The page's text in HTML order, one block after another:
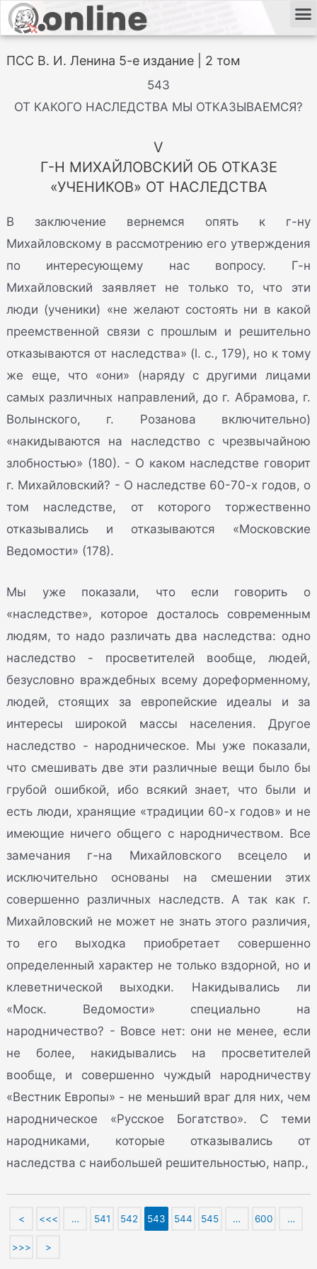
ПСС В. И. Ленина 5-е издание | 2 том
543
ОТ КАКОГО НАСЛЕДСТВА МЫ ОТКАЗЫВАЕМСЯ?
V
Г-Н МИХАЙЛОВСКИЙ ОБ ОТКАЗЕ
«УЧЕНИКОВ» ОТ НАСЛЕДСТВА
В заключение вернемся опять к г-ну
Михайловскому в рассмотрению его утверждения
по интересующему нас вопросу. Г-н
Михайловский заявляет не только то, что эти
люди (ученики) «не желают состоять ни в какой
преемственной связи с прошлым и решительно
отказываются от наследства» (l. c., 179), но к тому
же еще, что «они» (наряду с другими лицами
самых различных направлений, до г. Абрамова, г.
Волынского, г. Розанова включительно)
«накидываются на наследство с чрезвычайною
злобностью» (180). - О каком наследстве говорит
г. Михайловский? - О наследстве 60-70-х годов, о
том наследстве, от которого торжественно
отказывались и отказываются «Московские
Ведомости» (178).
Мы уже показали, что если говорить о
«наследстве», которое досталось современным
людям, то надо различать два наследства: одно
наследство - просветителей вообще, людей,
безусловно враждебных всему дореформенному,
людей, стоящих за европейские идеалы и за
интересы широкой массы населения. Другое
наследство - народническое. Мы уже показали,
что смешивать две эти различные вещи было бы
грубой ошибкой, ибо всякий знает, что были и
есть люди, хранящие «традиции 60-х годов» и не
имеющие ничего общего с народничеством. Все
замечания г-на Михайловского всецело и
исключительно основаны на смешении этих
совершенно различных наследств. А так как г.
Михайловский не может не знать этого различия,
то его выходка приобретает совершенно
определенный характер не только вздорной, но и
клеветнической выходки. Накидывались ли
«Моск. Ведомости» специально на
народничество? - Вовсе нет: они не менее, если
не более, накидывались на просветителей
вообще, и совершенно чуждый народничеству
«Вестник Европы» - не меньший враг для них, чем
народническое «Русское Богатство». С теми
народниками, которые отказывались от
наследства с наибольшей решительностью, напр.,
< <<< … 541 542 543 544 545 … 600 …
>>> >